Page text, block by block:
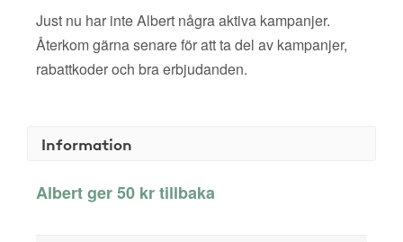
Just nu har inte Albert några aktiva kampanjer.
Återkom gärna senare för att ta del av kampanjer,
rabattkoder och bra erbjudanden.
Information
Albert ger 50 kr tillbaka